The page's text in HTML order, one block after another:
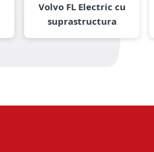
Volvo FL Electric cu
suprastructura